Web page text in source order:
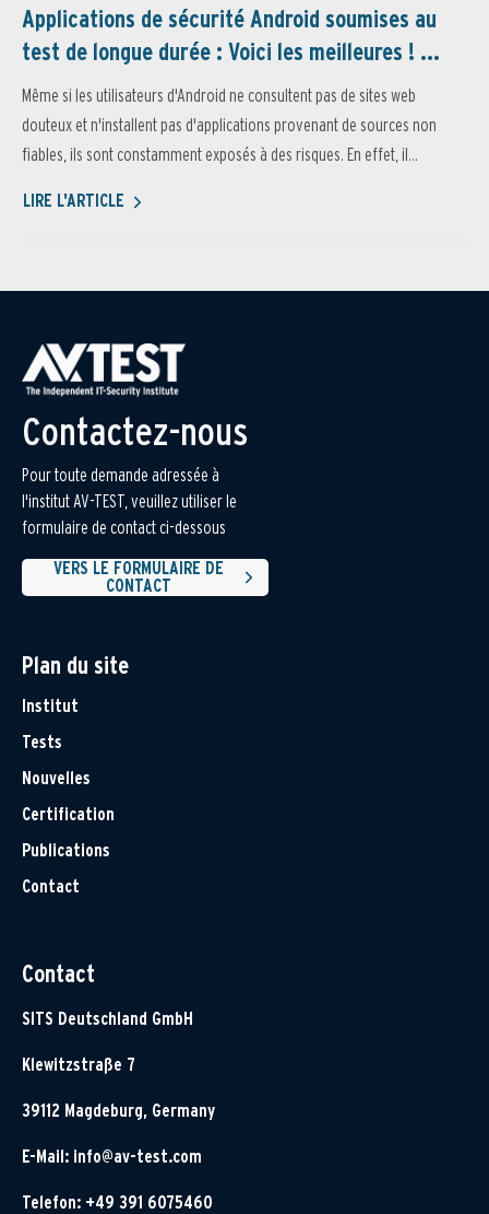
Applications de sécurité Android soumises au
test de longue durée : Voici les meilleures ! ...
Même si les utilisateurs d'Android ne consultent pas de sites web
douteux et n'installent pas d'applications provenant de sources non
fiables, ils sont constamment exposés à des risques. En effet, il...
LIRE L'ARTICLE
Contactez-nous
Pour toute demande adressée à
l'institut AV-TEST, veuillez utiliser le
formulaire de contact ci-dessous
VERS LE FORMULAIRE DE
CONTACT
Plan du site
Institut
Tests
Nouvelles
Certification
Publications
Contact
Contact
SITS Deutschland GmbH
Klewitzstraße 7
39112 Magdeburg, Germany
E-Mail: info@av-test.com
Telefon: +49 391 6075460